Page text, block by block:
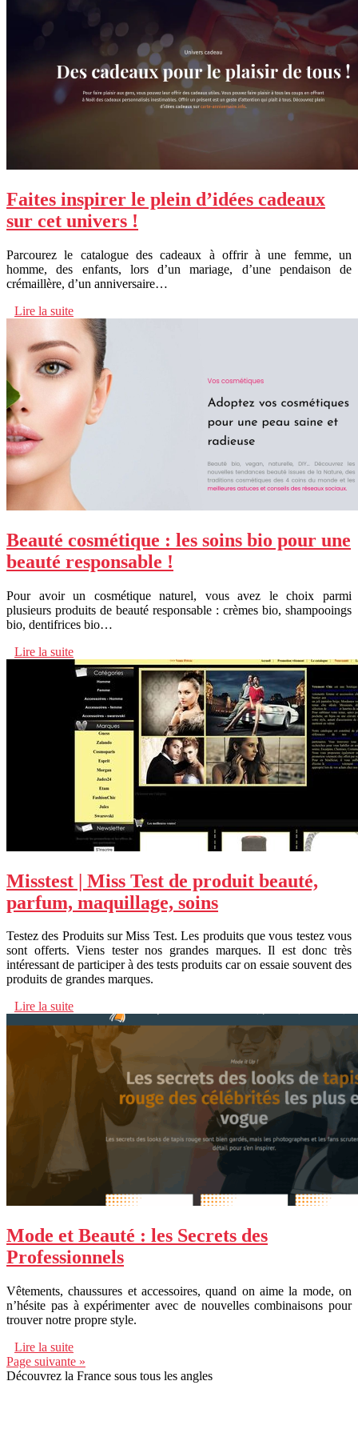
Faites inspirer le plein d’idées cadeaux
sur cet univers !
Parcourez le catalogue des cadeaux à offrir à une femme, un
homme, des enfants, lors d’un mariage, d’une pendaison de
crémaillère, d’un anniversaire…
Lire la suite
Beauté cosmétique : les soins bio pour une
beauté responsable !
Pour avoir un cosmétique naturel, vous avez le choix parmi
plusieurs produits de beauté responsable : crèmes bio, shampooings
bio, dentifrices bio…
Lire la suite
Misstest | Miss Test de produit beauté,
parfum, maquillage, soins
Testez des Produits sur Miss Test. Les produits que vous testez vous
sont offerts. Viens tester nos grandes marques. Il est donc très
intéressant de participer à des tests produits car on essaie souvent des
produits de grandes marques.
Lire la suite
Mode et Beauté : les Secrets des
Professionnels
Vêtements, chaussures et accessoires, quand on aime la mode, on
n’hésite pas à expérimenter avec de nouvelles combinaisons pour
trouver notre propre style.
Lire la suite
Page suivante »
Découvrez la France sous tous les angles